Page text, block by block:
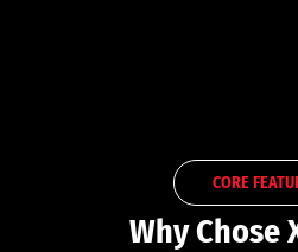
CORE
Why Chose